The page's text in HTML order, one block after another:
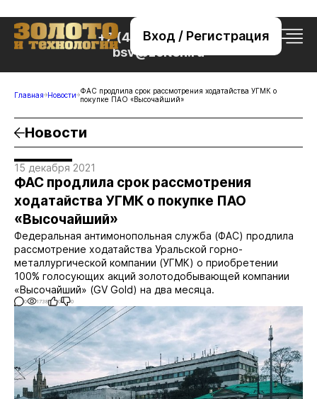
Вход / Регистрация
+7 (495) 221-76-32
bsv@zolteh.ru
Главная Новости ФАС продлила срок рассмотрения ходатайства УГМК о
покупке ПАО «Высочайший»
Новости
15 декабря 2021
ФАС продлила срок рассмотрения
ходатайства УГМК о покупке ПАО
«Высочайший»
Федеральная антимонопольная служба (ФАС) продлила
рассмотрение ходатайства Уральской горно-
металлургической компании (УГМК) о приобретении
100% голосующих акций золотодобывающей компании
«Высочайший» (GV Gold) на два месяца.
0 1738 0 0